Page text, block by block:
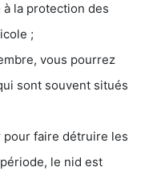
la protection des
;
vous pourrez
sont souvent situés
pour faire détruire les
le nid est